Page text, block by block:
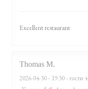
Excellent restaurant
Thomas M
2026-04-30- 19:30 - гости 4